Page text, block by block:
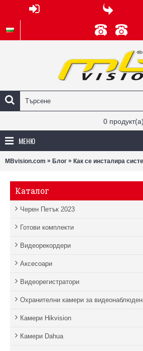
0
МЕНЮ
MBvision.com » Блог » Как се инсталира
Каталог
Черен Петък 2023
Готови комплекти
Видеорекордери
Аксесоари
Видеорегистратори
Охранителни камери за
Камери Hikvision
Камери Dahua